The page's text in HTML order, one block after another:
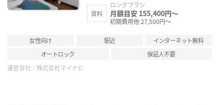
賃料
ロングプラン
月額目安 155,400円～
初期費用他 27,500円～
女性向け 駅近
インターネット無料
オートロック
保証人不要
運営会社： 株式会社マイナビ